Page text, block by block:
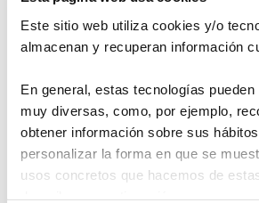
Este sitio web utiliza cookies y/o
almacenan y recuperan información
En general, estas tecnologías
muy diversas, como, por ejemplo,
obtener información sobre sus
personalizar la forma en que se
usos concretos que hacemos de
Plazo de presentación: hasta el
Las candidaturas deberán
electrónico a:
Bases completas disponibles en: